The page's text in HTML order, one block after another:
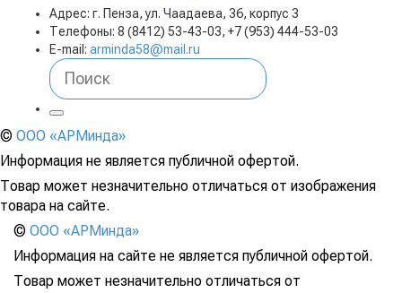
Адрес: г. Пенза, ул. Чаадаева, 36, корпус 3
Телефоны: 8 (8412) 53-43-03, +7 (953) 444-53-03
E-mail: arminda58@mail.ru
© ООО «АРМинда»
Информация не является публичной офертой.
Товар может незначительно отличаться от изображения
товара на сайте.
© ООО «АРМинда»
Информация на сайте не является публичной офертой.
Товар может незначительно отличаться от